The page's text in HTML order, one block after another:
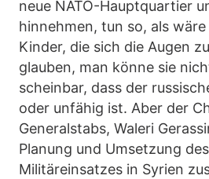
neue NATO-Hauptquartier
hinnehmen, tun so, als
Kinder, die sich die Augen
glauben, man könne sie
scheinbar, dass der
oder unfähig ist. Aber der
Generalstabs, Waleri
Planung und Umsetzung
Militäreinsatzes in Syrien